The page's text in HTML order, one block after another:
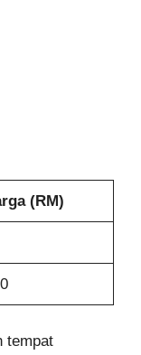
(RM)
tempat